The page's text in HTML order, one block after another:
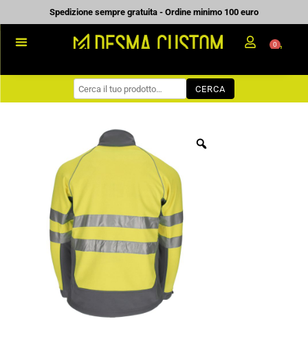
al
contenuto
Spedizione sempre gratuita - Ordine minimo 100 euro
WORKWEAR
CHI SIAMO
CONTATTI
0
CERCA